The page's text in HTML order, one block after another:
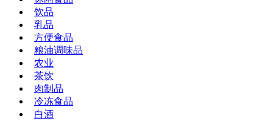
饮品
乳品
方便食品
粮油调味品
农业
茶饮
肉制品
冷冻食品
白酒